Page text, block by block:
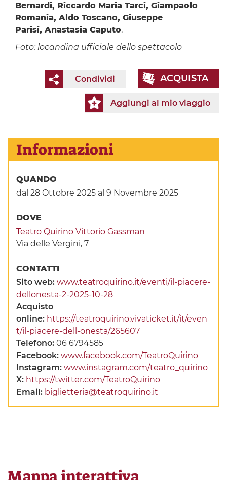
Bernardi, Riccardo Maria Tarci, Giampaolo
Romania, Aldo Toscano, Giuseppe
Parisi, Anastasia Caputo.
Foto: locandina ufficiale dello spettacolo
ACQUISTA
Condividi
Aggiungi al mio viaggio
Informazioni
QUANDO
dal 28 Ottobre 2025 al 9 Novembre 2025
DOVE
Teatro Quirino Vittorio Gassman
Via delle Vergini, 7
CONTATTI
Sito web:www.teatroquirino.it/eventi/il-piacere-
dellonesta-2-2025-10-28
Acquisto
online: https://teatroquirino.vivaticket.it/it/even
t/il-piacere-dell-onesta/265607
Telefono:06 6794585
Facebook:www.facebook.com/TeatroQuirino
Instagram:www.instagram.com/teatro_quirino
X: https://twitter.com/TeatroQuirino
Email: biglietteria@teatroquirino.it